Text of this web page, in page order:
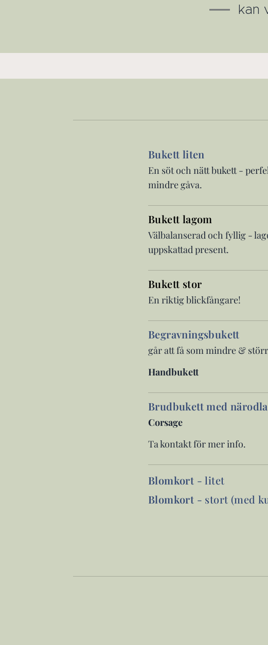
kan
Bukett liten
En söt och nätt bukett -
mindre gåva.
Bukett lagom
Välbalanserad och fyllig -
uppskattad present.
Bukett stor
En riktig blickfångare!
Begravningsbukett
går att få som mindre &
Handbukett
Brudbukett med
Corsage
Ta kontakt för mer info.
Blomkort - litet
Blomkort - stort (med